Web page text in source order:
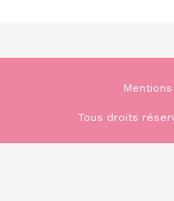
Tous droits